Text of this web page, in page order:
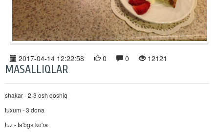
2017-04-14 12:22:58 0 0 12121
MASALLIQLAR
shakar - 2-3 osh qoshiq
tuxum - 3 dona
tuz - ta'bga ko'ra